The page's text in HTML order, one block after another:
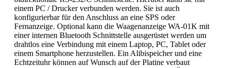
einem PC / Drucker verbunden werden. Sie ist auch
konfigurierbar für den Anschluss an eine SPS oder
Fernanzeige. Optional kann die Waagenanzeige WA-01K mit
einer internen Bluetooth Schnittstelle ausgerüstet werden um
drahtlos eine Verbindung mit einem Laptop, PC, Tablet oder
einem Smartphone herzustellen. Ein Alibispeicher und eine
Echtzeituhr können auf Wunsch auf der Platine verbaut